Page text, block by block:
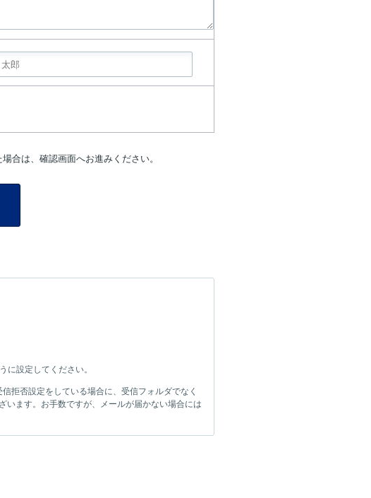
合は、確認画面へお進みください。
設定してください。
拒否設定をしている場合に、受信フォルダでなく
います。お手数ですが、メールが届かない場合には